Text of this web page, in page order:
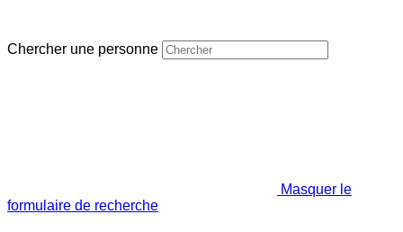
Chercher une personne
Masquer le
formulaire de recherche